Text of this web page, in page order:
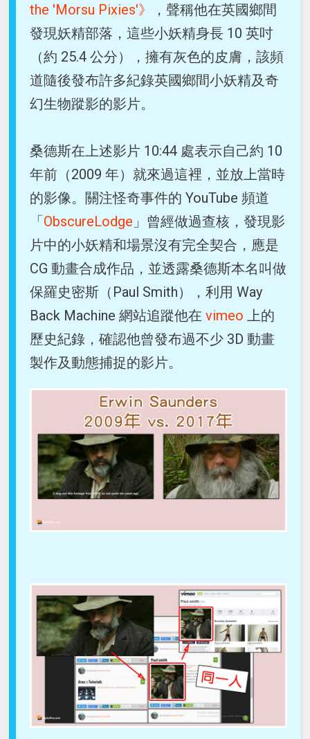
the 'Morsu Pixies'》
，聲稱他在英國鄉間
發現妖精部落，這些小妖精身長 10 英吋
（約 25.4 公分），擁有灰色的皮膚，該頻
道隨後發布許多紀錄英國鄉間小妖精及奇
幻生物蹤影的影片。
桑德斯在上述影片 10:44 處表示自己約 10
年前（2009 年）就來過這裡，並放上當時
的影像。關注怪奇事件的 YouTube 頻道
「ObscureLodge 」曾經做過查核，發現影
片中的小妖精和場景沒有完全契合，應是
CG 動畫合成作品，並透露桑德斯本名叫做
保羅史密斯（Paul Smith），利用 Way
Back Machine 網站追蹤他在vimeo 上的
歷史紀錄，確認他曾發布過不少 3D 動畫
製作及動態捕捉的影片。